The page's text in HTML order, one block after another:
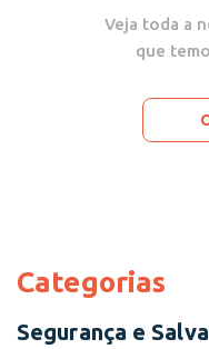
Veja toda a
que
Categorias
Segurança e